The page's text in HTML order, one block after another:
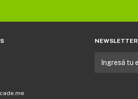
NEWSLETTER